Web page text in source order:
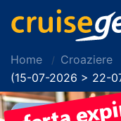
Home Croaziere
(15-07-2026 > 22-